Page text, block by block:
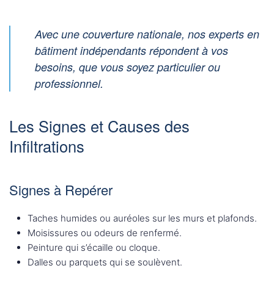
Avec une couverture nationale, nos experts en
bâtiment indépendants répondent à vos
besoins, que vous soyez particulier ou
professionnel.
Les Signes et Causes des
Infiltrations
Signes à Repérer
Taches humides ou auréoles sur les murs et plafonds.
Moisissures ou odeurs de renfermé.
Peinture qui s’écaille ou cloque.
Dalles ou parquets qui se soulèvent.